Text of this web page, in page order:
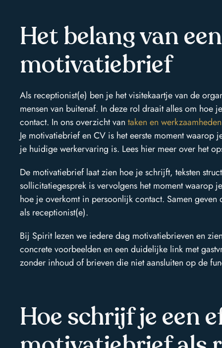
Het belang van
motivatiebrief
Als receptionist(e) ben je het visitekaartje van de
mensen van buitenaf. In deze rol draait alles om
contact. In ons overzicht van taken en
Je motivatiebrief en CV is het eerste moment
je huidige werkervaring is. Lees hier meer over het
De motivatiebrief laat zien hoe je schrijft, teksten
sollicitatiegesprek is vervolgens het moment waarop
hoe je overkomt in persoonlijk contact. Samen
als receptionist(e).
Bij Spirit lezen we iedere dag motivatiebrieven en
concrete voorbeelden en een duidelijke link met
zonder inhoud of brieven die niet aansluiten op de
Hoe schrijf je een